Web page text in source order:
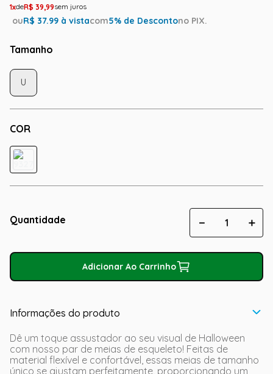
1 R$ 39,99
ouR$ 37.99 à vistacom5% de Descontono PIX.
Tamanho
COR
U
Quantidade ＋
－
Adicionar Ao Carrinho
Informações do produto
Dê um toque assustador ao seu visual de Halloween
com nosso par de meias de esqueleto! Feitas de
material flexível e confortável, essas meias de tamanho
único se ajustam perfeitamente, proporcionando um